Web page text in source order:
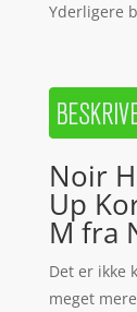
Yderligere
Noir
Up
M fra
Det er ikke
meget